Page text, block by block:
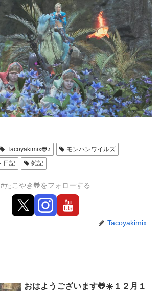
Tacoyakimix🐸♪
モンハンワイルズ
日記 雑記
#たこやき🐸をフォローする
Tacoyakimix
おはようございます🐸☀️１２月１